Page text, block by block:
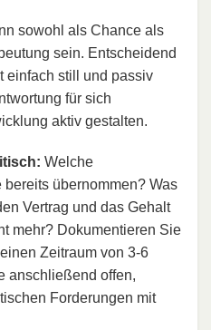
sowohl als Chance als
sein. Entscheidend
einfach still und passiv
für sich
aktiv gestalten.
Welche
übernommen? Was
Vertrag und das Gehalt
mehr? Dokumentieren Sie
Zeitraum von 3-6
anschließend offen,
Forderungen mit